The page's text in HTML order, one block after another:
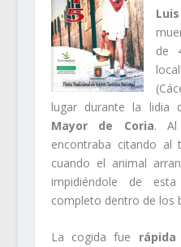
de
lugar durante la lidia
Mayor de Coria. Al
encontraba citando al
cuando el animal
impidiéndole de
completo dentro de los
La cogida fue rápida